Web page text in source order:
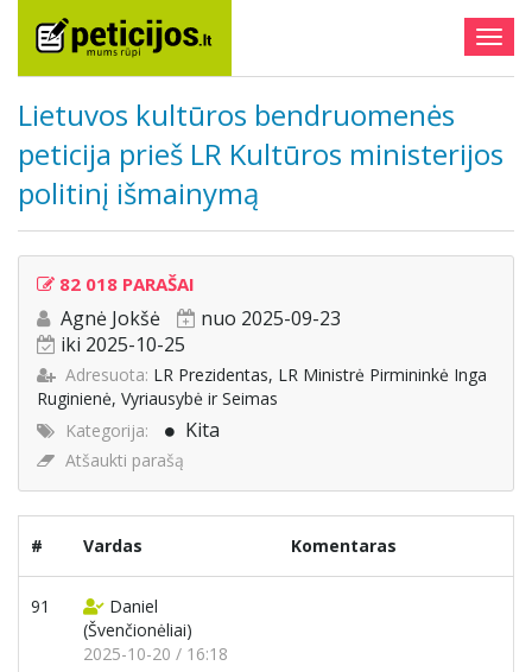
Lietuvos kultūros bendruomenės
peticija prieš LR Kultūros ministerijos
politinį išmainymą
82 018 PARAŠAI
Agnė Jokšė
nuo 2025-09-23
iki 2025-10-25
Adresuota: LR Prezidentas, LR Ministrė Pirmininkė Inga
Ruginienė, Vyriausybė ir Seimas
Kategorija:
Kita
Atšaukti parašą
# Vardas Komentaras
91
Daniel
(Švenčionėliai)
2025-10-20 / 16:18